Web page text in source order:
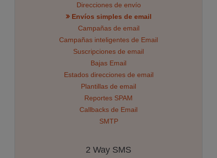
Direcciones de envío
Envíos simples de email
Campañas de email
Campañas inteligentes de Email
Suscripciones de email
Bajas Email
Estados direcciones de email
Plantillas de email
Reportes SPAM
Callbacks de Email
SMTP
2 Way SMS